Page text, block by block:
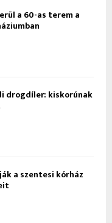
a 60-as terem a
drogdíler: kiskorúnak
a szentesi kórház